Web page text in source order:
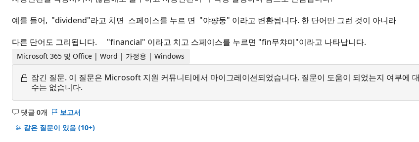
예를 들어, "dividend"라고 치면 스페이스를 누르 면 "야퍙둥" 이라고 변환됩니다. 한 단어만 그런 것이 아니라
다른 단어도 그리됩니다. "financial" 이라고 치고 스페이스를 누르면 "fin무챠미"이라고 나타납니다.
Microsoft 365 및 Office | Word | 가정용 | Windows
잠긴 질문. 이 질문은 Microsoft 지원 커뮤니티에서 마이그레이션되었습니다. 질문이 도움이 되었는지 여부에
수는 없습니다.
댓글 0개
설
명
보고서
같은 질문이 있음 (10+)